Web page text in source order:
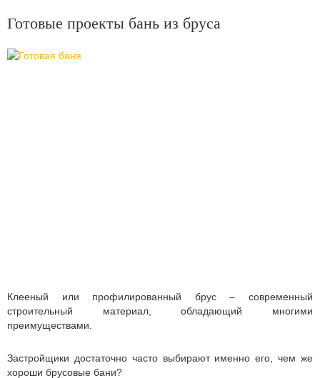
Готовые проекты бань из бруса
Клееный или профилированный брус – современный
строительный материал, обладающий многими
преимуществами.
Застройщики достаточно часто выбирают именно его, чем же
хороши брусовые бани?